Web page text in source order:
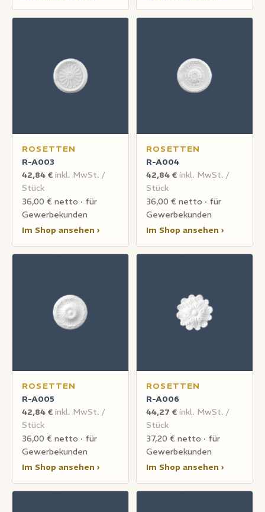
ROSETTEN
R-A003
42,84 € inkl. MwSt. /
Stück
36,00 € netto · für
Gewerbekunden
Im Shop ansehen ›
ROSETTEN
R-A004
42,84 € inkl. MwSt. /
Stück
36,00 € netto · für
Gewerbekunden
Im Shop ansehen ›
ROSETTEN
R-A005
42,84 € inkl. MwSt. /
Stück
36,00 € netto · für
Gewerbekunden
Im Shop ansehen ›
ROSETTEN
R-A006
44,27 € inkl. MwSt. /
Stück
37,20 € netto · für
Gewerbekunden
Im Shop ansehen ›